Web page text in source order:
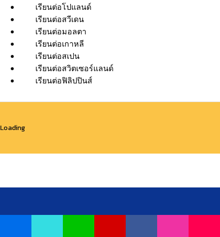
เรียนต่อโปแลนด์
เรียนต่อสวีเดน
เรียนต่อมอลตา
เรียนต่อเกาหลี
เรียนต่อสเปน
เรียนต่อสวิตเซอร์แลนด์
เรียนต่อฟิลิปปินส์
Loading